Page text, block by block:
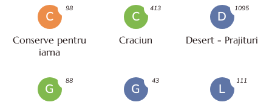
C
Conserve pentru
iarna
98
C
Craciun
413
D
Desert - Prajituri
1095
G
88
G
43
L
111